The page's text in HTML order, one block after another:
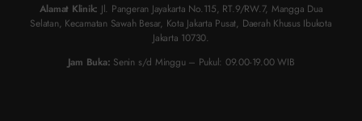
Alamat Klinik: Jl. Pangeran Jayakarta No.115, RT.9/RW.7, Mangga Dua
Selatan, Kecamatan Sawah Besar, Kota Jakarta Pusat, Daerah Khusus Ibukota
Jakarta 10730.
Jam Buka: Senin s/d Minggu – Pukul: 09.00-19.00 WIB